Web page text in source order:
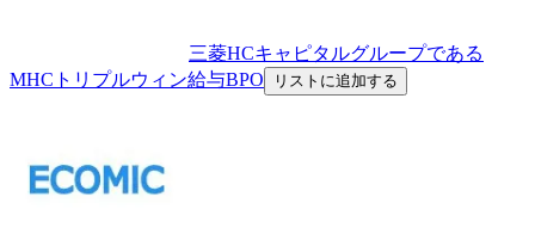
三菱HCキャピタルグループである
MHCトリプルウィン給与BPO
リストに追加する